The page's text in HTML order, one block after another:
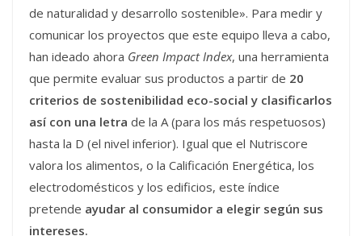
de naturalidad y desarrollo sostenible». Para medir y
comunicar los proyectos que este equipo lleva a cabo,
han ideado ahora Green Impact Index, una herramienta
que permite evaluar sus productos a partir de 20
criterios de sostenibilidad eco-social y clasificarlos
así con una letra de la A (para los más respetuosos)
hasta la D (el nivel inferior). Igual que el Nutriscore
valora los alimentos, o la Calificación Energética, los
electrodomésticos y los edificios, este índice
pretende ayudar al consumidor a elegir según sus
intereses.